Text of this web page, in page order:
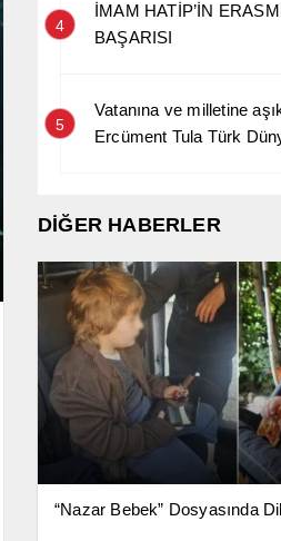
4
İMAM HATİP’İN
BAŞARISI
5
Vatanına ve milletine
Ercüment Tula Türk
DİĞER HABERLER
“Nazar Bebek” Dosyasında